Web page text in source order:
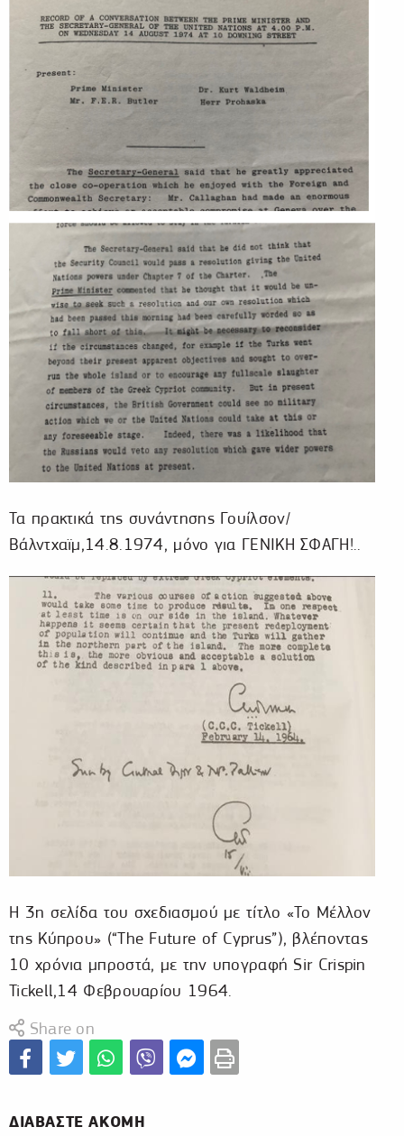
Τα πρακτικά της συνάντησης Γουίλσον/
Βάλντχαϊμ,14.8.1974, μόνο για ΓΕΝΙΚΗ ΣΦΑΓΗ!..
Η 3η σελίδα του σχεδιασμού με τίτλο «Το Μέλλον
της Κύπρου» (“The Future of Cyprus”), βλέποντας
10 χρόνια μπροστά, με την υπογραφή Sir Crispin
Tickell,14 Φεβρουαρίου 1964.
Share on
ΔΙΑΒΑΣΤΕ ΑΚΟΜΗ